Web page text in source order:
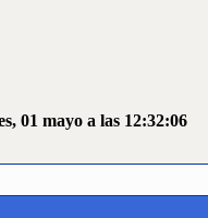
01 mayo a las 12:32:06